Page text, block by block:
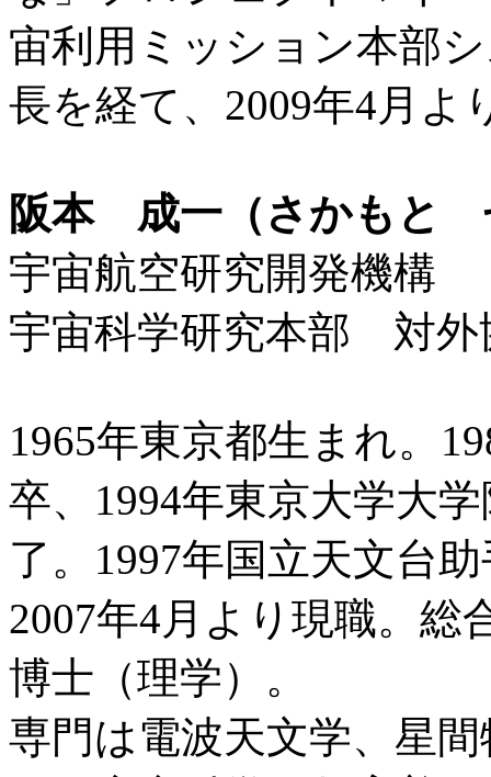
宙利用ミッション本部
長を経て、2009年4月よ
阪本 成一（さかもと
宇宙航空研究開発機構
宇宙科学研究本部 対
1965年東京都生まれ。
卒、1994年東京大学大
了。1997年国立天文台
2007年4月より現職。総
博士（理学）。
専門は電波天文学、星